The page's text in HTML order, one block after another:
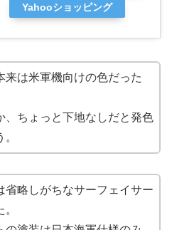
Yahooショッピング
来は米軍機向けの色だった
、ちょっと下地なしだと発色
省略しがちなサーフェイサー